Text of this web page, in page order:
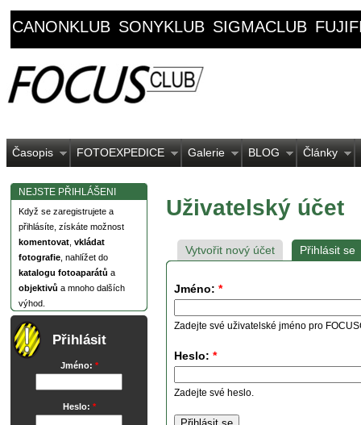
CANONKLUB SONYKLUB SIGMACLUB
Časopis FOTOEXPEDICE Galerie BLOG Články
NEJSTE PŘIHLÁŠENI
Když se zaregistrujete a
přihlásíte, získáte možnost
komentovat vkládat
fotografie , nahlížet do
katalogu fotoaparátů a
objektivů a mnoho dalších
výhod.
Přihlásit
Jméno: *
Heslo: *
Uživatelský účet
Vytvořit nový účet Přihlásit se
Jméno: *
Zadejte své uživatelské jméno pro
Heslo: *
Zadejte své heslo.